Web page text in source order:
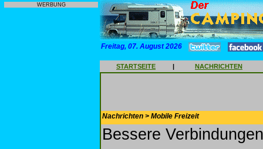
WERBUNG
Freitag, 07. August 2026
STARTSEITE | NACHRICHTEN
Nachrichten > Mobile Freizeit
Bessere